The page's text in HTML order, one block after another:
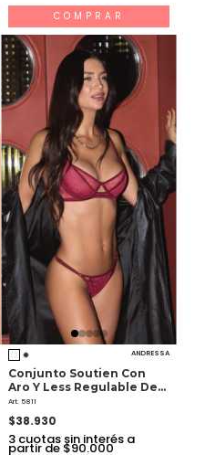
COMPRAR
ANDRESSA
Conjunto Soutien Con
Aro Y Less Regulable De
Encaje Y Raso
Art. 5811
$38.930
3 cuotas sin interés a
partir de $90.000